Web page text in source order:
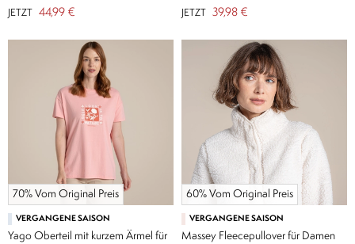
JETZT 44,99 € JETZT 39,98 €
70% Vom Original Preis
VERGANGENE SAISON
Yago Oberteil mit kurzem Ärmel für
60% Vom Original Preis
VERGANGENE SAISON
Massey Fleecepullover für Damen